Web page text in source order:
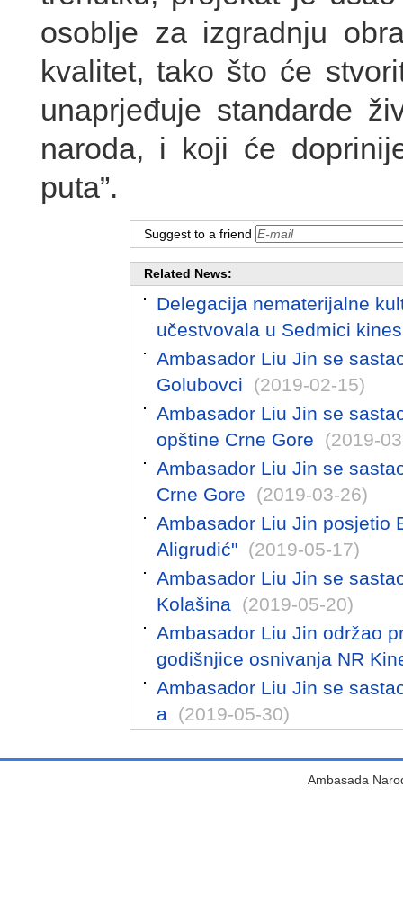
osoblje za izgradnju
kvalitet, tako što će
unaprjeđuje standarde
naroda, i koji će
puta”.
Suggest to a friend
Related News:
Delegacija nematerijalne
učestvovala u Sedmici
Ambasador Liu Jin se
Golubovci
(2019-02-15)
Ambasador Liu Jin se
opštine Crne Gore
(2019-
Ambasador Liu Jin se
Crne Gore
(2019-03-26)
Ambasador Liu Jin posjetio
Aligrudić" (2019-05-17)
Ambasador Liu Jin se
Kolašina (2019-05-20)
Ambasador Liu Jin održao
godišnjice osnivanja NR
Ambasador Liu Jin se
a (2019-05-30)
Ambasada